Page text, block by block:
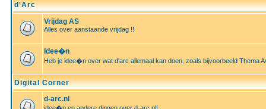
d'Arc
Vrijdag AS
Alles over aanstaande vrijdag !!
Idee�n
Heb je idee�n over wat d'arc allemaal kan doen, zoals bijvoorbeeld Thema
Digital Corner
d-arc.nl